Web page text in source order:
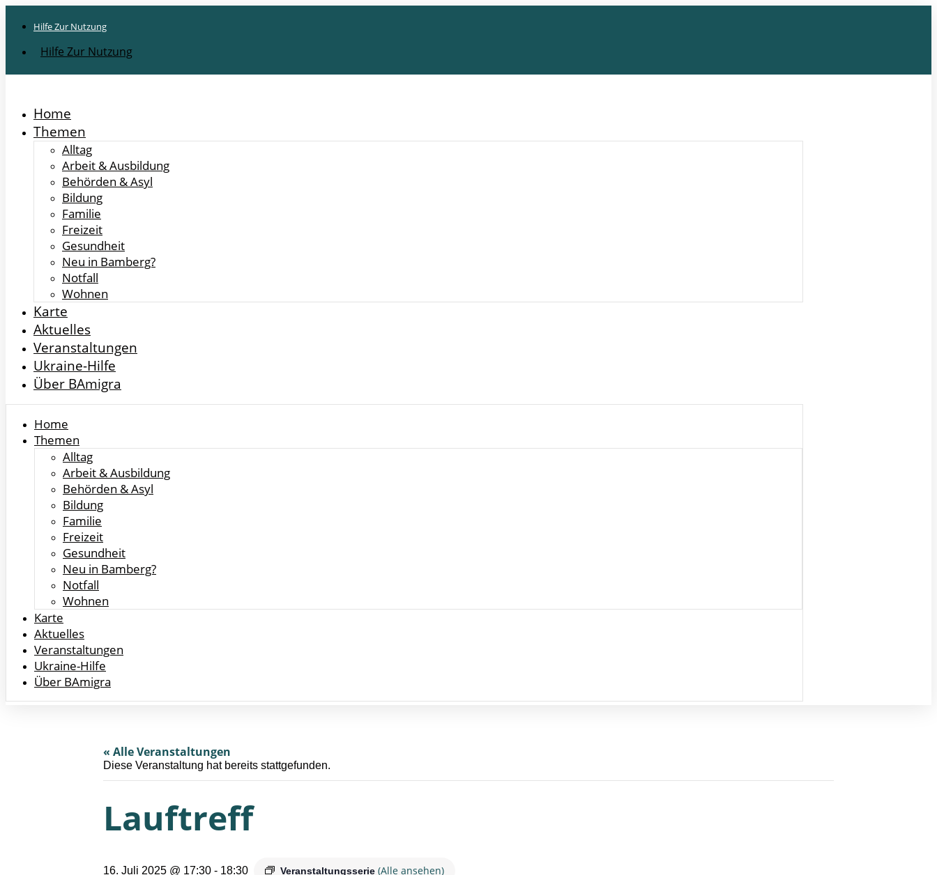
Hilfe Zur Nutzung
Hilfe Zur Nutzung
Home
Themen
Alltag
Arbeit & Ausbildung
Behörden & Asyl
Bildung
Familie
Freizeit
Gesundheit
Neu in Bamberg?
Notfall
Wohnen
Karte
Aktuelles
Veranstaltungen
Ukraine-Hilfe
Über BAmigra
Home
Themen
Alltag
Arbeit & Ausbildung
Behörden & Asyl
Bildung
Familie
Freizeit
Gesundheit
Neu in Bamberg?
Notfall
Wohnen
Karte
Aktuelles
Veranstaltungen
Ukraine-Hilfe
Über BAmigra
« Alle Veranstaltungen
Diese Veranstaltung hat bereits stattgefunden.
Lauftreff
16. Juli 2025 @ 17:30 - 18:30 Veranstaltungsserie (Alle ansehen)